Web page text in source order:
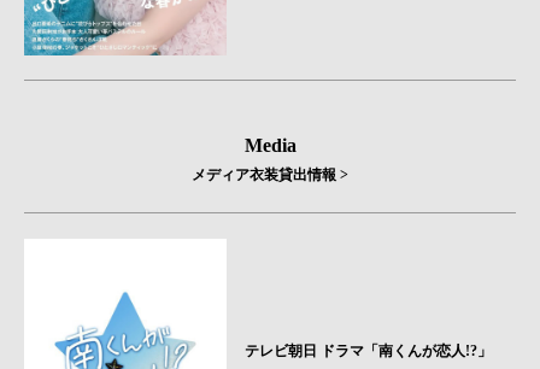
Media
メディア衣装貸出情報 >
テレビ朝日 ドラマ「南くんが恋人!?」